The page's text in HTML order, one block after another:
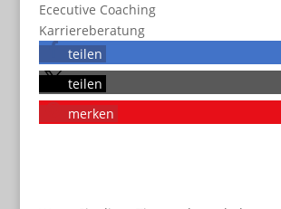
Ececutive Coaching
Karriereberatung
teilen
teilen
merken